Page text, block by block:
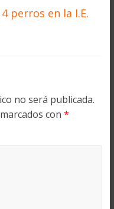
perros en la I.E.
no será publicada.
con *